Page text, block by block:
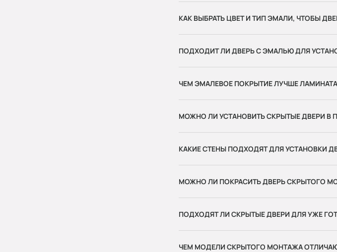
КАК ВЫБРАТЬ ЦВЕТ И ТИП ЭМАЛИ, ЧТОБЫ
ПОДХОДИТ ЛИ ДВЕРЬ С ЭМАЛЬЮ ДЛЯ
ЧЕМ ЭМАЛЕВОЕ ПОКРЫТИЕ ЛУЧШЕ
МОЖНО ЛИ УСТАНОВИТЬ СКРЫТЫЕ ДВЕРИ
КАКИЕ СТЕНЫ ПОДХОДЯТ ДЛЯ УСТАНОВКИ
МОЖНО ЛИ ПОКРАСИТЬ ДВЕРЬ СКРЫТОГО
ПОДХОДЯТ ЛИ СКРЫТЫЕ ДВЕРИ ДЛЯ УЖЕ
ЧЕМ МОДЕЛИ СКРЫТОГО МОНТАЖА